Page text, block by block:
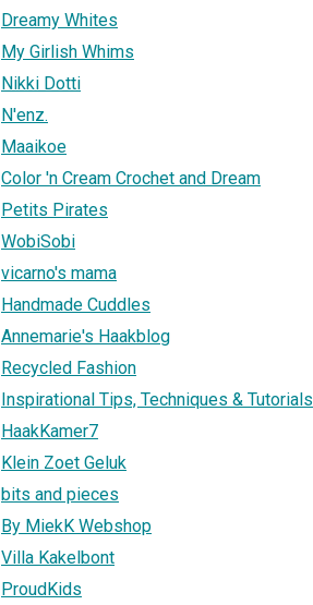
Dreamy Whites
My Girlish Whims
Nikki Dotti
N'enz.
Maaikoe
Color 'n Cream Crochet and Dream
Petits Pirates
WobiSobi
vicarno's mama
Handmade Cuddles
Annemarie's Haakblog
Recycled Fashion
Inspirational Tips, Techniques & Tutorials
HaakKamer7
Klein Zoet Geluk
bits and pieces
By MiekK Webshop
Villa Kakelbont
ProudKids